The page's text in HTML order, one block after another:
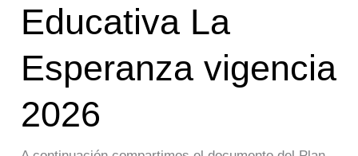
Educativa La
Esperanza vigencia
2026
Educativa
Esperanza
2026